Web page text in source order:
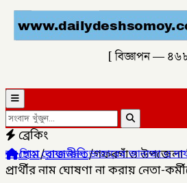
[ বিজ্ঞাপন —
ব্রেকিং
ডাক্তারের জানাজা ও দাফন সম্পন্ন।
হোম/রাজনীতি/গফরগাঁও উপজেলা
প্রার্থীর নাম ঘোষণা না করায় নেতা-